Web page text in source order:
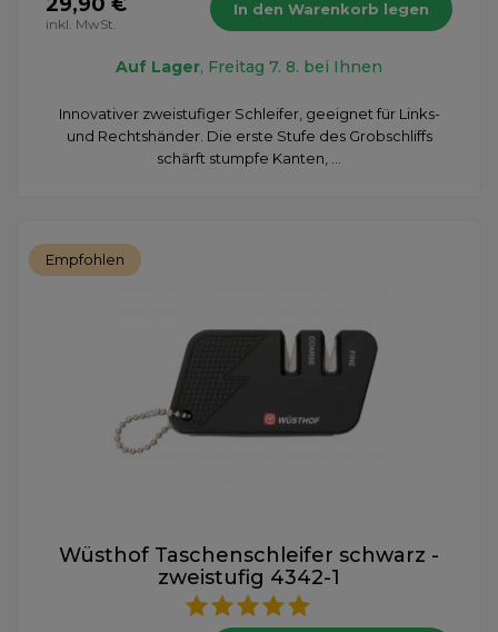
inkl. MwSt.
In den Warenkorb legen
Auf Lager, Freitag 7. 8. bei Ihnen
Innovativer zweistufiger Schleifer, geeignet für Links-
und Rechtshänder. Die erste Stufe des Grobschliffs
schärft stumpfe Kanten, ...
Empfohlen
Wüsthof Taschenschleifer schwarz -
zweistufig 4342-1